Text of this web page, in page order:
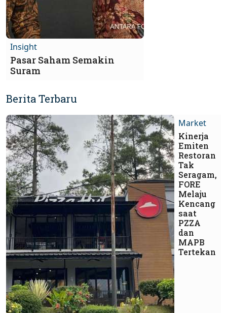
Insight
Pasar Saham Semakin
Suram
Berita Terbaru
Market
Kinerja
Emiten
Restoran
Tak
Seragam,
FORE
Melaju
Kencang
saat
PZZA
dan
MAPB
Tertekan